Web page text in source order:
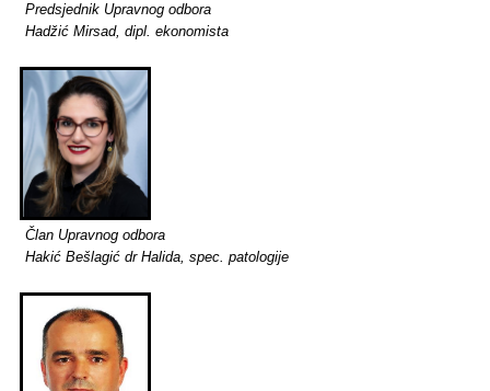
Predsjednik Upravnog odbora
Hadžić Mirsad, dipl. ekonomista
Član Upravnog odbora
Hakić Bešlagić dr Halida, spec. patologije